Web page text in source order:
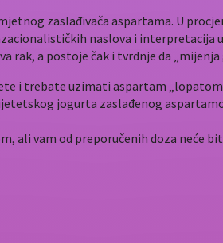
zaslađivača aspartama. U
naslova i interpretacija
rak, a postoje čak i tvrdnje da „mijenja
i trebate uzimati aspartam
jogurta zaslađenog
ali vam od preporučenih doza neće